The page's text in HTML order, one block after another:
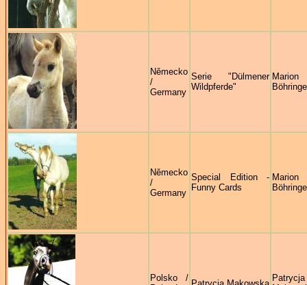
Německo
/
Germany
Serie "Dülmener
Wildpferde"
Marion
Německo
/
Germany
Special Edition -
Funny Cards
Marion
Polsko /
Patrycja